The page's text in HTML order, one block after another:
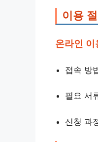
이용
온라인 이
접속 방
필요 서
신청 과